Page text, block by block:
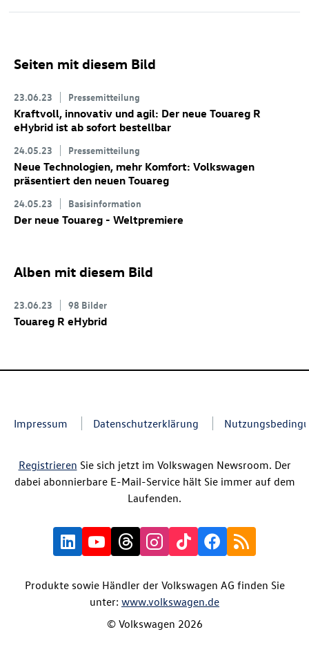
Seiten mit diesem Bild
23.06.23 Pressemitteilung
Kraftvoll, innovativ und agil: Der neue Touareg R
eHybrid ist ab sofort bestellbar
24.05.23 Pressemitteilung
Neue Technologien, mehr Komfort: Volkswagen
präsentiert den neuen Touareg
24.05.23 Basisinformation
Der neue Touareg - Weltpremiere
Alben mit diesem Bild
23.06.23 98 Bilder
Touareg R eHybrid
Impressum Datenschutzerklärung
Registrieren Sie sich jetzt im Volkswagen Newsroom. Der
dabei abonnierbare E-Mail-Service hält Sie immer auf dem
Laufenden.
Produkte sowie Händler der Volkswagen AG finden Sie
unter: www.volkswagen.de
© Volkswagen 2026